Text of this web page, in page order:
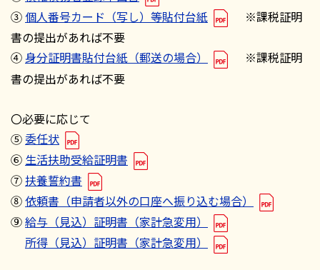
③ 個人番号カード（写し）等貼付台紙
※課税証明
書の提出があれば不要
④身分証明書貼付台紙（郵送の場合）
※課税証明
書の提出があれば不要
〇必要に応じて
⑤ 委任状
⑥ 生活扶助受給証明書
⑦扶養誓約書
⑧依頼書（申請者以外の口座へ振り込む場合）
⑨給与（見込）証明書（家計急変用）
所得（見込）証明書（家計急変用）